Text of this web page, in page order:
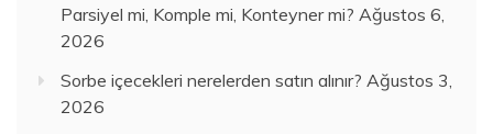
Parsiyel mi, Komple mi, Konteyner mi? Ağustos 6,
2026
Sorbe içecekleri nerelerden satın alınır? Ağustos 3,
2026